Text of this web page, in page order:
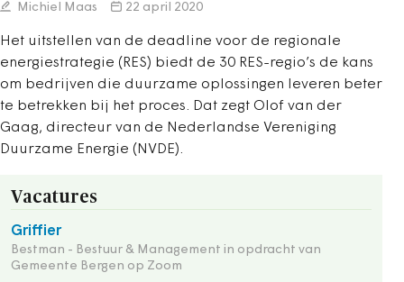
Michiel Maas 22 april 2020
Het uitstellen van de deadline voor de regionale
energiestrategie (RES) biedt de 30 RES-regio’s de kans
om bedrijven die duurzame oplossingen leveren beter
te betrekken bij het proces. Dat zegt Olof van der
Gaag, directeur van de Nederlandse Vereniging
Duurzame Energie (NVDE).
Vacatures
Griffier
Bestman - Bestuur & Management in opdracht van
Gemeente Bergen op Zoom